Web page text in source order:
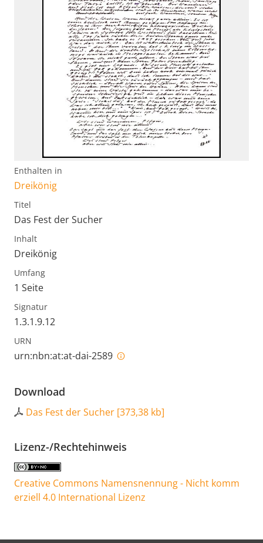
Enthalten in
Dreikönig
Titel
Das Fest der Sucher
Inhalt
Dreikönig
Umfang
1 Seite
Signatur
1.3.1.9.12
URN
urn:nbn:at:at-dai-2589
Download
Das Fest der Sucher [373,38 kb]
Lizenz-/Rechtehinweis
Creative Commons Namensnennung - Nicht komm
erziell 4.0 International Lizenz